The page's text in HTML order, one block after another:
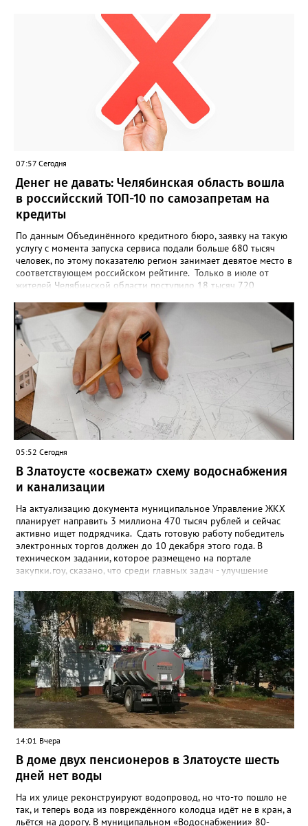
улыбок»; загрузить фотографию с улыбкой – подойдёт портрет
одного человека, пары, семьи или нескольких поколений в
одном кадре; отметить один или несколько городов,
связанных с историей семьи или важными воспоминаниями;
добавить подписи к городам, кратко объяснив связь с каждым
из них, указать контакты и подтвердить согласие с правилами
проекта», - говорится в инструкции на сайте проекта. ‍Заявка
может быть семейной, а после модерации стать частью
визуального архива проекта. 20 участников обещают
пригласить на итоговую фотосессию в Москве. Персональную
«Карту улыбок», которую можно скачать, сохранить и
опубликовать в социальных сетях, отмечают в оргкомитете,
получат все, кто улыбнулся.
07:57 Сегодня
Денег не давать: Челябинская область вошла
в российсский ТОП-10 по самозапретам на
кредиты
По данным Объединённого кредитного бюро, заявку на такую
услугу с момента запуска сервиса подали больше 680 тысяч
человек, по этому показателю регион занимает девятое место в
соответствующем российском рейтинге. Только в июле от
жителей Челябинской области поступило 18 тысяч 720
снятие. В целом не давать им взаймы сегодня просят 543 с
лишним тысячи человек. Почти 89 тысяч за это время решили
запрет отозвать. При этом, утверждают аналитики бюро,
примерно каждый пятый из тех, кто установил самозапрет,
никогда кредиты не брал, столько же погасили долги недавно,
а больше половины имеют долговые обязательства сейчас.
05:52 Сегодня
В Златоусте «освежат» схему водоснабжения
и канализации
На актуализацию документа муниципальное Управление ЖКХ
планирует направить 3 миллиона 470 тысяч рублей и сейчас
активно ищет подрядчика. Сдать готовую работу победитель
электронных торгов должен до 10 декабря этого года. В
техническом задании, которое размещено на портале
закупки.гоу, сказано, что среди главных задач - улучшение
повышение энергоэффективности систем. Кроме электронных
схем, исполнителю нужно разработать предложения по
строительству и реконструкции водоснабжения и канализации,
оценив размер вложений, а также представить перечень
бесхозных объектов и возможные сценарии развития этой
сферы городского хозяйства. В июне 2025 года
«Златоуст.инфо» сообщал о подобных торгах. Тогда цена
вопроса была почти в три раза выше - 9 миллионов 13 тысяч
486 рублей, а в списке работ была разработка электронной
системы ливнёвок.
14:01 Вчера
В доме двух пенсионеров в Златоусте шесть
дней нет воды
На их улице реконструируют водопровод, но что-то пошло не
так, и теперь вода из повреждённого колодца идёт не в кран, а
льётся на дорогу. В муниципальном «Водоснабжении» 80-